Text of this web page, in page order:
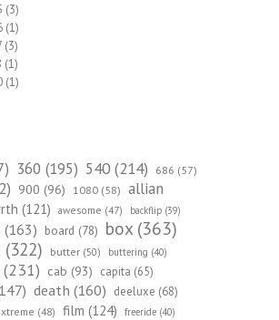
(3)
(1)
(3)
(1)
(1)
360 (195) 540 (214) 686 (57)
900 (96) 1080 (58) allian
(121) awesome (47) backflip (39)
(163) board (78) box (363)
(322) butter (50) buttering (40)
(231) cab (93) capita (65)
death (160) deeluxe (68)
(48) film (124) freeride (40)